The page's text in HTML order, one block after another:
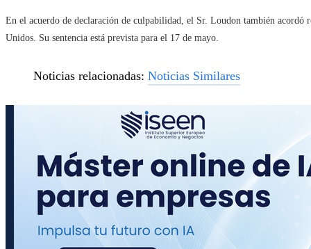
En el acuerdo de declaración de culpabilidad, el Sr. Loudon también acordó
Unidos. Su sentencia está prevista para el 17 de mayo.
Noticias relacionadas: Noticias Similares